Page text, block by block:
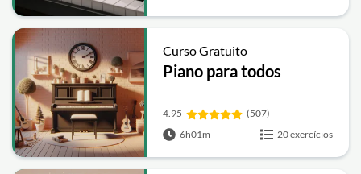
Curso Gratuito
Piano para todos
4.95
(507)
6h01m
20 exercícios